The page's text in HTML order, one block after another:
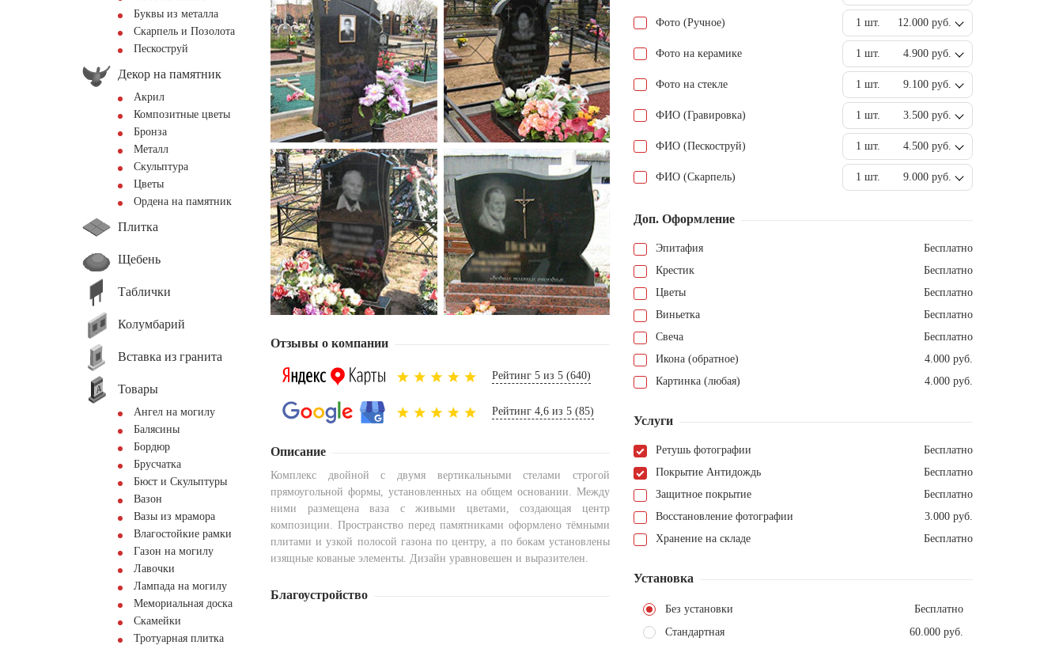
Буквы из металла
Скарпель и Позолота
Пескоструй
Декор на памятник
Акрил
Композитные цветы
Бронза
Металл
Скульптура
Цветы
Ордена на памятник
Плитка
Щебень
Таблички
Колумбарий
Вставка из гранита
Товары
Ангел на могилу
Балясины
Бордюр
Брусчатка
Бюст и Скульптуры
Вазон
Вазы из мрамора
Влагостойкие рамки
Газон на могилу
Лавочки
Лампада на могилу
Мемориальная доска
Скамейки
Тротуарная плитка
Отзывы о компании
Рейтинг 5 из 5 (640)
Рейтинг 4,6 из 5 (85)
Описание
Комплекс двойной с двумя вертикальными стелами строгой
прямоугольной формы, установленных на общем основании. Между
ними размещена ваза с живыми цветами, создающая центр
композиции. Пространство перед памятниками оформлено тёмными
плитами и узкой полосой газона по центру, а по бокам установлены
изящные кованые элементы. Дизайн уравновешен и выразителен.
Благоустройство
Фото (Ручное) 1 шт. 12.000 руб.
Фото на керамике 1 шт. 4.900 руб.
Фото на стекле 1 шт. 9.100 руб.
ФИО (Гравировка) 1 шт. 3.500 руб.
ФИО (Пескоструй) 1 шт. 4.500 руб.
ФИО (Скарпель) 1 шт. 9.000 руб.
Доп. Оформление
Эпитафия
Бесплатно
Крестик
Бесплатно
Цветы
Бесплатно
Виньетка
Бесплатно
Свеча
Бесплатно
Икона (обратное)
4.000 руб.
Картинка (любая)
4.000 руб.
Услуги
Ретушь фотографии
Бесплатно
Покрытие Антидождь
Бесплатно
Защитное покрытие
Бесплатно
Восстановление фотографии
3.000 руб.
Хранение на складе
Бесплатно
Установка
Без установки
Бесплатно
Стандартная
60.000 руб.